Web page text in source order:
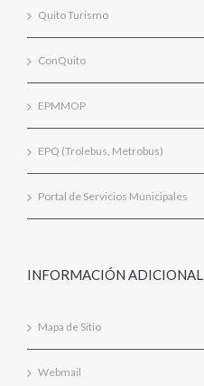
Quito Turismo
ConQuito
EPMMOP
EPQ (Trolebus, Metrobus)
Portal de Servicios Municipales
INFORMACIÓN ADICIONAL
Mapa de Sitio
Webmail